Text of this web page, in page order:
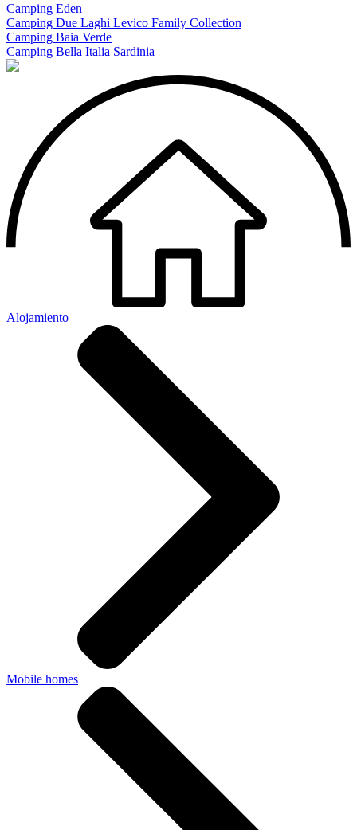
Camping Eden
Camping Due Laghi Levico Family Collection
Camping Baia Verde
Camping Bella Italia Sardinia
Alojamiento
Mobile homes